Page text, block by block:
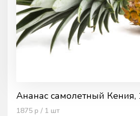
Ананас самолетный Кения,
1875 р / 1 шт